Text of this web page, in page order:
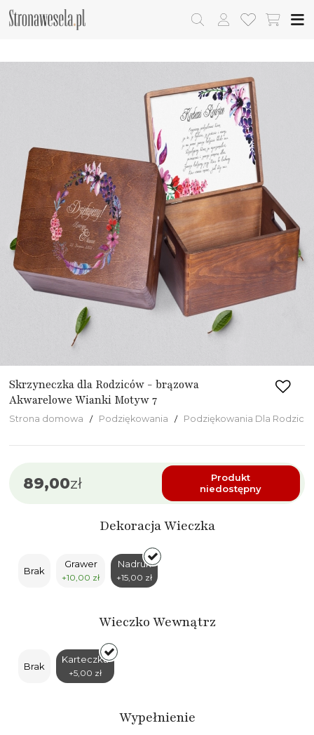
Skrzyneczka dla Rodziców - brązowa
Akwarelowe Wianki Motyw 7
Strona domowa Podziękowania Podziękowania Dla
89,00zł
Produkt
niedostępny
Dekoracja Wieczka
Brak
Grawer
+10,00 zł
Nadruk
+15,00 zł
Wieczko Wewnątrz
Brak
Karteczka
+5,00 zł
Wypełnienie